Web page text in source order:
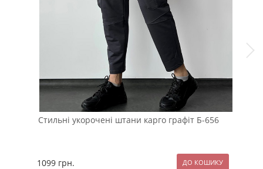
Стильні укорочені штани карго графіт Б-656
1099 грн.